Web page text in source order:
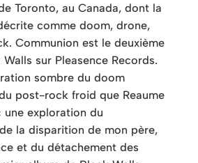
Toronto, au Canada, dont la
comme doom, drone,
Communion est le deuxième
sur Pleasence Records.
sombre du doom
post-rock froid que Reaume
une exploration du
la disparition de mon père,
et du détachement des